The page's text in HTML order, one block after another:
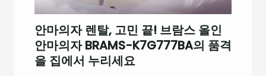
안마의자 렌탈, 고민 끝! 브람스 올인
안마의자 BRAMS-K7G777BA의 품격
을 집에서 누리세요